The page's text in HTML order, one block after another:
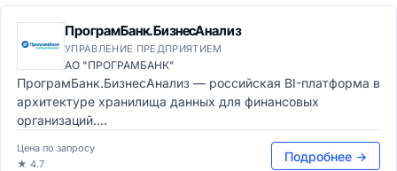
ПрограмБанк.БизнесАнализ
УПРАВЛЕНИЕ ПРЕДПРИЯТИЕМ
АО "ПРОГРАМБАНК"
ПрограмБанк.БизнесАнализ — российская BI-платформа в
архитектуре хранилища данных для финансовых
организаций....
Цена по запросу
★ 4.7
Подробнее →